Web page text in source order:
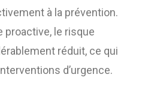
à la prévention.
proactive, le risque
réduit, ce qui
d’urgence.